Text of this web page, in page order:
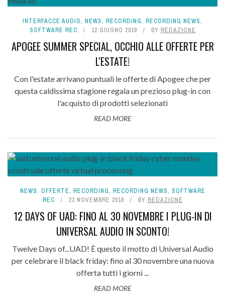
INTERFACCE AUDIO, NEWS, RECORDING, RECORDING NEWS,
SOFTWARE REC
12 GIUGNO 2019 BY REDAZIONE
APOGEE SUMMER SPECIAL, OCCHIO ALLE OFFERTE PER
L'ESTATE!
Con l'estate arrivano puntuali le offerte di Apogee che per
questa caldissima stagione regala un prezioso plug-in con
l'acquisto di prodotti selezionati
READ MORE
NEWS, OFFERTE, RECORDING, RECORDING NEWS, SOFTWARE
REC
23 NOVEMBRE 2018 BY REDAZIONE
12 DAYS OF UAD: FINO AL 30 NOVEMBRE I PLUG-IN DI
UNIVERSAL AUDIO IN SCONTO!
Twelve Days of...UAD! È questo il motto di Universal Audio
per celebrare il black friday: fino al 30 novembre una nuova
offerta tutti i giorni ...
READ MORE